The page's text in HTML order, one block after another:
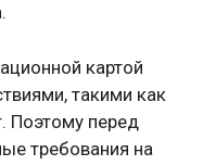
картой
такими как
Поэтому перед
требования на